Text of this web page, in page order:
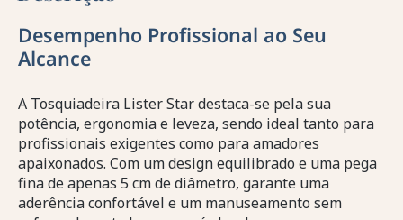
Desempenho Profissional ao Seu
Alcance
A Tosquiadeira Lister Star destaca-se pela sua
potência, ergonomia e leveza, sendo ideal tanto para
profissionais exigentes como para amadores
apaixonados. Com um design equilibrado e uma pega
fina de apenas 5 cm de diâmetro, garante uma
aderência confortável e um manuseamento sem